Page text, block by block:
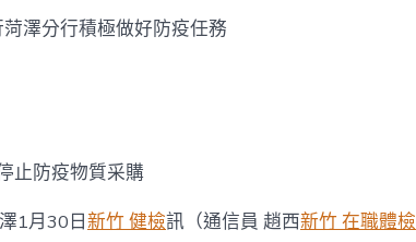
菏
澤
診
所
澤分行積極做好防疫任務
止防疫物質采購
1月30日新竹 健檢訊（通信員 趙西新竹 在職體檢